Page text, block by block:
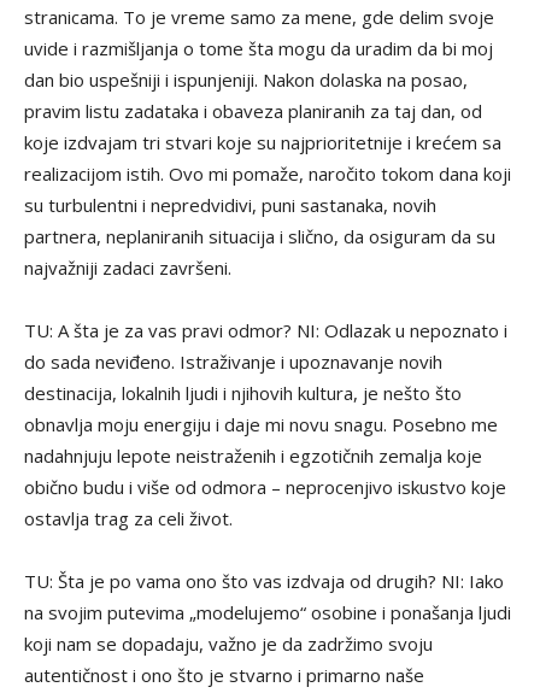
stranicama. To je vreme samo za mene, gde delim svoje
uvide i razmišljanja o tome šta mogu da uradim da bi moj
dan bio uspešniji i ispunjeniji. Nakon dolaska na posao,
pravim listu zadataka i obaveza planiranih za taj dan, od
koje izdvajam tri stvari koje su najprioritetnije i krećem sa
realizacijom istih. Ovo mi pomaže, naročito tokom dana koji
su turbulentni i nepredvidivi, puni sastanaka, novih
partnera, neplaniranih situacija i slično, da osiguram da su
najvažniji zadaci završeni.
TU: A šta je za vas pravi odmor? NI: Odlazak u nepoznato i
do sada neviđeno. Istraživanje i upoznavanje novih
destinacija, lokalnih ljudi i njihovih kultura, je nešto što
obnavlja moju energiju i daje mi novu snagu. Posebno me
nadahnjuju lepote neistraženih i egzotičnih zemalja koje
obično budu i više od odmora – neprocenjivo iskustvo koje
ostavlja trag za celi život.
TU: Šta je po vama ono što vas izdvaja od drugih? NI: Iako
na svojim putevima „modelujemo“ osobine i ponašanja ljudi
koji nam se dopadaju, važno je da zadržimo svoju
autentičnost i ono što je stvarno i primarno naše